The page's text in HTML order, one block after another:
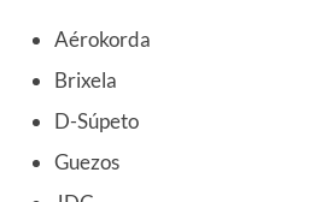
Aérokorda
Brixela
D-Súpeto
Guezos